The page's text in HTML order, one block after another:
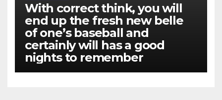
With correct think, you will
end up the fresh new belle
of one’s baseball and
certainly will has a good
nights to remember